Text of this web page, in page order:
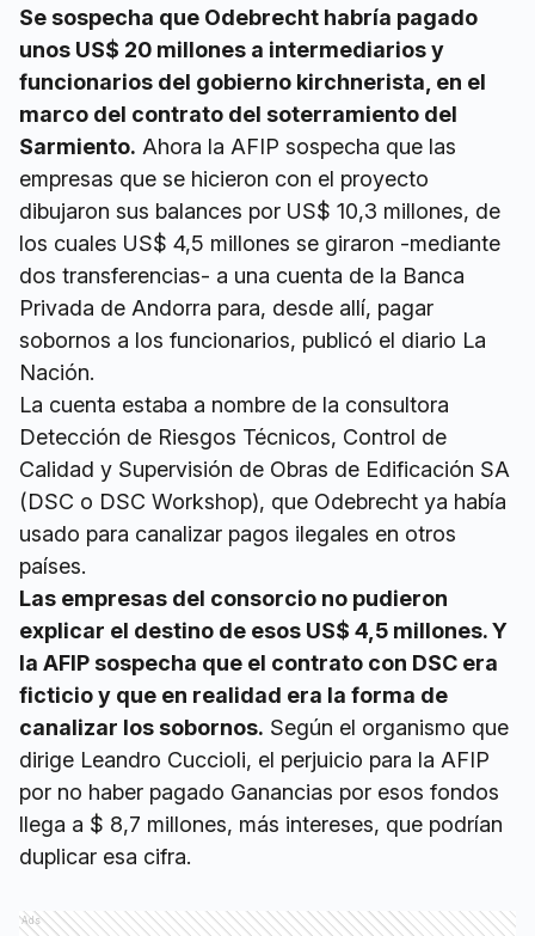
Se sospecha que Odebrecht habría pagado
unos US$ 20 millones a intermediarios y
funcionarios del gobierno kirchnerista, en el
marco del contrato del soterramiento del
Sarmiento. Ahora la AFIP sospecha que las
empresas que se hicieron con el proyecto
dibujaron sus balances por US$ 10,3 millones, de
los cuales US$ 4,5 millones se giraron -mediante
dos transferencias- a una cuenta de la Banca
Privada de Andorra para, desde allí, pagar
sobornos a los funcionarios, publicó el diario La
Nación.
La cuenta estaba a nombre de la consultora
Detección de Riesgos Técnicos, Control de
Calidad y Supervisión de Obras de Edificación SA
(DSC o DSC Workshop), que Odebrecht ya había
usado para canalizar pagos ilegales en otros
países.
Las empresas del consorcio no pudieron
explicar el destino de esos US$ 4,5 millones. Y
la AFIP sospecha que el contrato con DSC era
ficticio y que en realidad era la forma de
canalizar los sobornos. Según el organismo que
dirige Leandro Cuccioli, el perjuicio para la AFIP
por no haber pagado Ganancias por esos fondos
llega a $ 8,7 millones, más intereses, que podrían
duplicar esa cifra.
Ads